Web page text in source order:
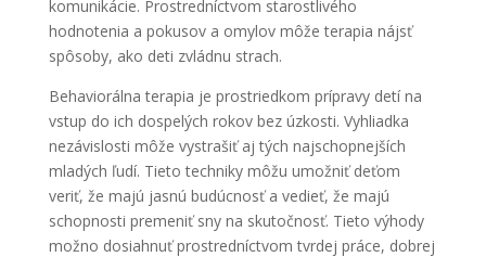
komunikácie. Prostredníctvom starostlivého
hodnotenia a pokusov a omylov môže terapia nájsť
spôsoby, ako deti zvládnu strach.
Behaviorálna terapia je prostriedkom prípravy detí na
vstup do ich dospelých rokov bez úzkosti. Vyhliadka
nezávislosti môže vystrašiť aj tých najschopnejších
mladých ľudí. Tieto techniky môžu umožniť deťom
veriť, že majú jasnú budúcnosť a vedieť, že majú
schopnosti premeniť sny na skutočnosť. Tieto výhody
možno dosiahnuť prostredníctvom tvrdej práce, dobrej